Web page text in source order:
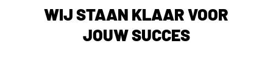
WIJ STAAN KLAAR VOOR
JOUW SUCCES